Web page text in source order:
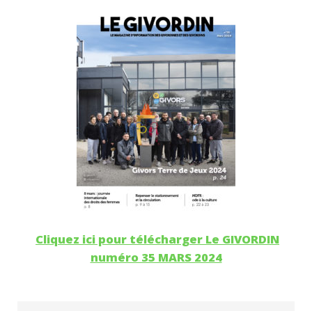
Cliquez ici pour télécharger Le GIVORDIN
numéro 35 MARS 2024